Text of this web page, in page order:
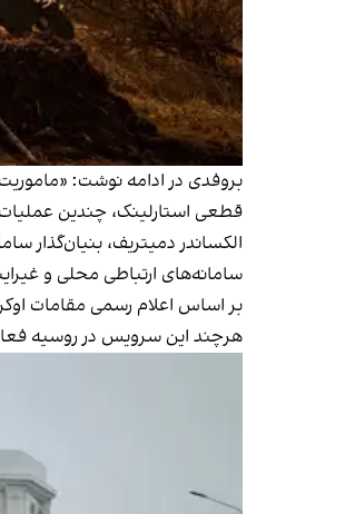
بروفدی در ادامه نوشت:
قطعی استارلینک، چندین
الکساندر دمیتریف، بنیان‌گذار
سامانه‌های ارتباطی محلی و
بر اساس اعلام رسمی مقامات اوکراینی، تا فروردین ۱۴۰۴ بیش از ۵۰ هزار
هرچند این سرویس در روسیه